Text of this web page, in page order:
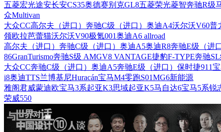
五菱宏光途安长安CS35奥德赛别克GL8五菱荣光菱智奔驰R级
众Multivan
大众CC高尔夫（进口） 奔驰C级（进口） 奥迪A4沃尔沃V60普
领欧拉芭蕾猫沃尔沃V90极氪001奥迪A6 allroad
高尔夫（进口） 奔驰C级（进口） 奥迪A5奥迪R8奔驰E级（进
86GranTurismo奔驰S级 AMGV8 VANTAGE捷豹F-TYPE奔驰
大众CC奔驰C级（进口） 奥迪A5奔驰E级（进口） 保时捷911
i8奥迪TTS兰博基尼Huracán宝马M4零跑S01MG6新能源
雅阁君威蒙迪欧宝马3系起亚K3思域起亚K5马自达6宝马5系锐
荣威550